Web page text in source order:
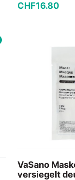
CHF16.80
In
VaSano
versiegelt